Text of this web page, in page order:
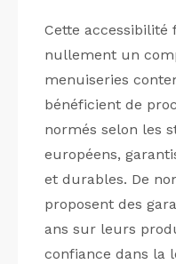
Cette accessibilité
nullement un
menuiseries
bénéficient de
normés selon les
européens,
et durables. De
proposent des
ans sur leurs
confiance dans la